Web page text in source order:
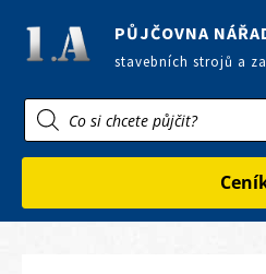
PŮJČOVNA
stavebních strojů a
Products
search